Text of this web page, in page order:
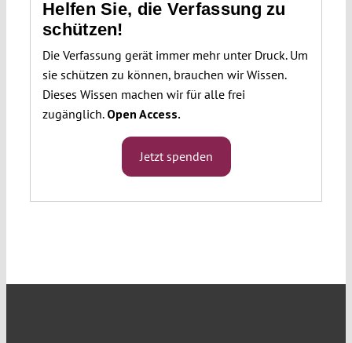
Helfen Sie, die Verfassung zu
schützen!
Die Verfassung gerät immer mehr unter Druck. Um
sie schützen zu können, brauchen wir Wissen.
Dieses Wissen machen wir für alle frei
zugänglich. Open Access.
Jetzt spenden